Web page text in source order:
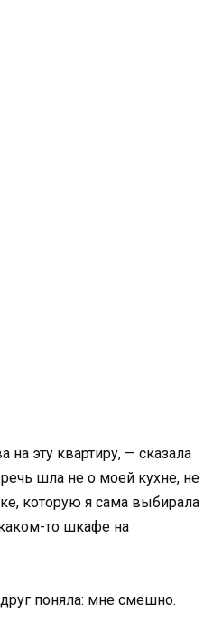
на эту квартиру, — сказала
шла не о моей кухне, не
которую я сама выбирала
то шкафе на
поняла: мне смешно.